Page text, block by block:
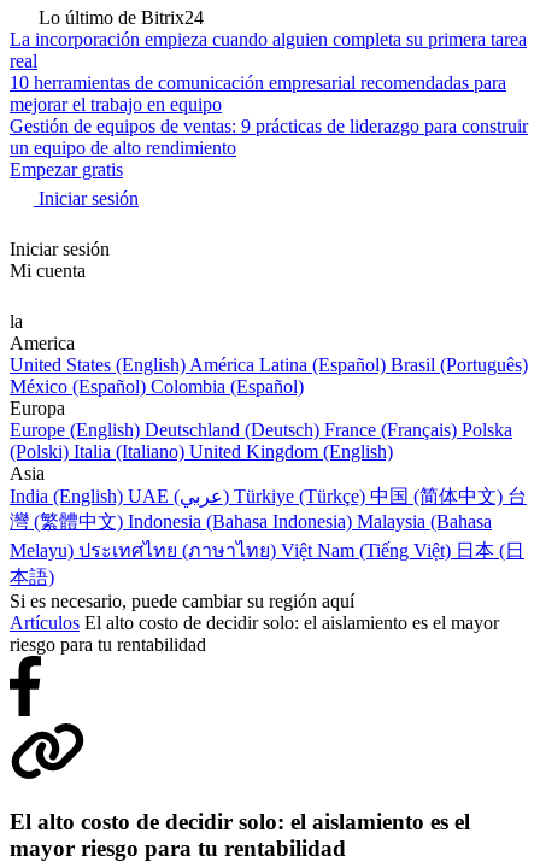
Lo último de Bitrix24
La incorporación empieza cuando alguien completa su primera tarea
real
10 herramientas de comunicación empresarial recomendadas para
mejorar el trabajo en equipo
Gestión de equipos de ventas: 9 prácticas de liderazgo para construir
un equipo de alto rendimiento
Empezar gratis
Iniciar sesión
Iniciar sesión
Mi cuenta
la
America
United States (English) América Latina (Español) Brasil (Português)
México (Español) Colombia (Español)
Europa
Europe (English) Deutschland (Deutsch) France (Français) Polska
(Polski) Italia (Italiano) United Kingdom (English)
Asia
India (English)
UAE (عربي) Türkiye (Türkçe) 中国 (简体中文) 台
灣 (繁體中文) Indonesia (Bahasa Indonesia) Malaysia (Bahasa
Melayu) ประเทศไทย (ภาษาไทย) Việt Nam (Tiếng Việt) 日本 (日
本語)
Si es necesario, puede cambiar su región aquí
Artículos El alto costo de decidir solo: el aislamiento es el mayor
riesgo para tu rentabilidad
El alto costo de decidir solo: el aislamiento es el
mayor riesgo para tu rentabilidad